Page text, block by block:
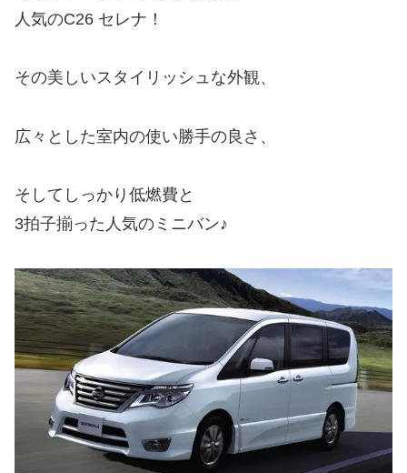
人気のC26 セレナ！
その美しいスタイリッシュな外観、
広々とした室内の使い勝手の良さ、
そしてしっかり低燃費と
3拍子揃った人気のミニバン♪